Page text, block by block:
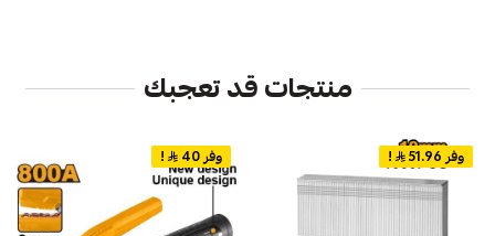
منتجات قد تعجبك
وفر 51.96 ! وفر 40 !